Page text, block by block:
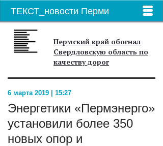
ТЕКСТ_новости Перми
Пермский край обогнал
Свердловскую область по
качеству дорог
6 марта 2019 | 15:27
Энергетики «Пермэнерго»
установили более 350
новых опор и